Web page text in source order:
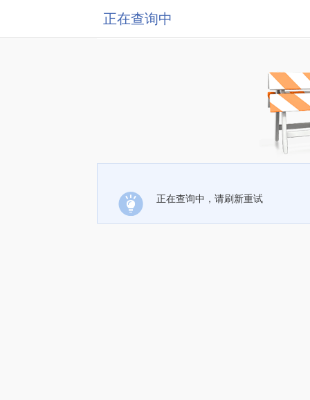
正在查询中
正在查询中，请刷新重试